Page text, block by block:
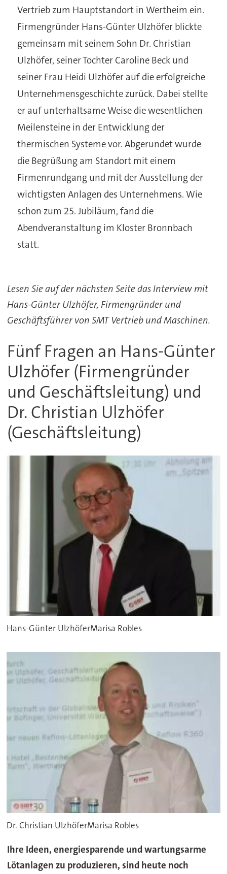
Vertrieb zum Hauptstandort in Wertheim ein.
Firmengründer Hans-Günter Ulzhöfer blickte
gemeinsam mit seinem Sohn Dr. Christian
Ulzhöfer, seiner Tochter Caroline Beck und
seiner Frau Heidi Ulzhöfer auf die erfolgreiche
Unternehmensgeschichte zurück. Dabei stellte
er auf unterhaltsame Weise die wesentlichen
Meilensteine in der Entwicklung der
thermischen Systeme vor. Abgerundet wurde
die Begrüßung am Standort mit einem
Firmenrundgang und mit der Ausstellung der
wichtigsten Anlagen des Unternehmens. Wie
schon zum 25. Jubiläum, fand die
Abendveranstaltung im Kloster Bronnbach
statt.
Lesen Sie auf der nächsten Seite das Interview mit
Hans-Günter Ulzhöfer, Firmengründer und
Geschäftsführer von SMT Vertrieb und Maschinen.
Fünf Fragen an Hans-Günter
Ulzhöfer (Firmengründer
und Geschäftsleitung) und
Dr. Christian Ulzhöfer
(Geschäftsleitung)
Hans-Günter UlzhöferMarisa Robles
Dr. Christian UlzhöferMarisa Robles
Ihre Ideen, energiesparende und wartungsarme
Lötanlagen zu produzieren, sind heute noch